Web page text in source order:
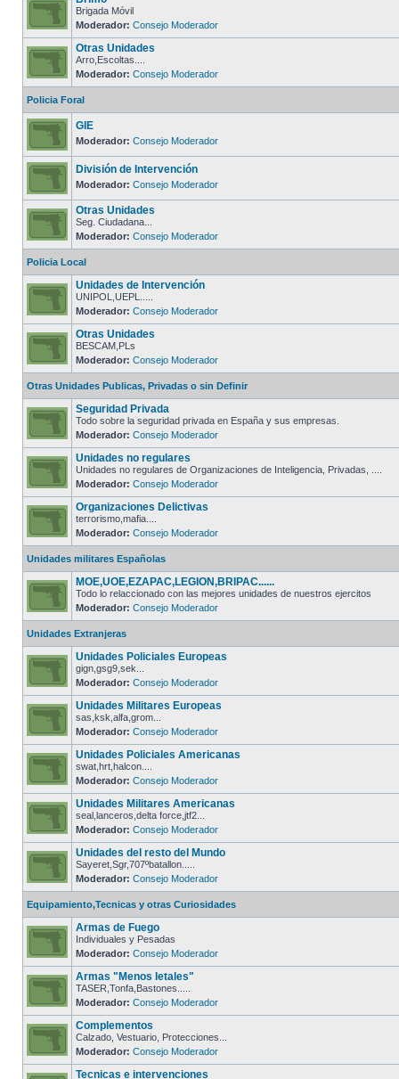
Brigada Móvil
Moderador: Consejo Moderador
Otras Unidades
Arro,Escoltas....
Moderador: Consejo Moderador
Policia Foral
GIE
Moderador: Consejo Moderador
División de Intervención
Moderador: Consejo Moderador
Otras Unidades
Seg. Ciudadana...
Moderador: Consejo Moderador
Policia Local
Unidades de Intervención
UNIPOL,UEPL.....
Moderador: Consejo Moderador
Otras Unidades
BESCAM,PLs
Moderador: Consejo Moderador
Otras Unidades Publicas, Privadas o sin Definir
Seguridad Privada
Todo sobre la seguridad privada en España y sus empresas.
Moderador: Consejo Moderador
Unidades no regulares
Unidades no regulares de Organizaciones de Inteligencia, Privadas, ....
Moderador: Consejo Moderador
Organizaciones Delictivas
terrorismo,mafia....
Moderador: Consejo Moderador
Unidades militares Españolas
MOE,UOE,EZAPAC,LEGION,BRIPAC......
Todo lo relaccionado con las mejores unidades de nuestros ejercitos
Moderador: Consejo Moderador
Unidades Extranjeras
Unidades Policiales Europeas
gign,gsg9,sek...
Moderador: Consejo Moderador
Unidades Militares Europeas
sas,ksk,alfa,grom...
Moderador: Consejo Moderador
Unidades Policiales Americanas
swat,hrt,halcon....
Moderador: Consejo Moderador
Unidades Militares Americanas
seal,lanceros,delta force,jtf2...
Moderador: Consejo Moderador
Unidades del resto del Mundo
Sayeret,Sgr,707ºbatallon.....
Moderador: Consejo Moderador
Equipamiento,Tecnicas y otras Curiosidades
Armas de Fuego
Individuales y Pesadas
Moderador: Consejo Moderador
Armas "Menos letales"
TASER,Tonfa,Bastones.....
Moderador: Consejo Moderador
Complementos
Calzado, Vestuario, Protecciones...
Moderador: Consejo Moderador
Tecnicas e intervenciones